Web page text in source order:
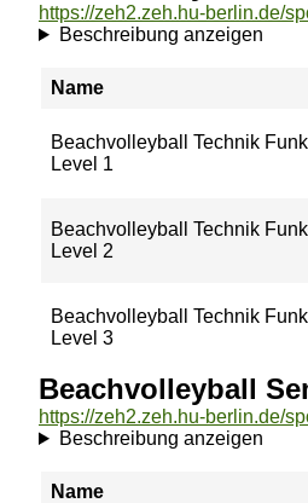
Beschreibung anzeigen
Name
Beachvolleyball Technik
Level 1
Beachvolleyball Technik
Level 2
Beachvolleyball Technik
Level 3
Beachvolleyball
Beschreibung anzeigen
Name